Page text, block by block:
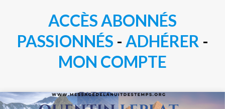
ACCÈS ABONNÉS
PASSIONNÉS - ADHÉRER -
MON COMPTE